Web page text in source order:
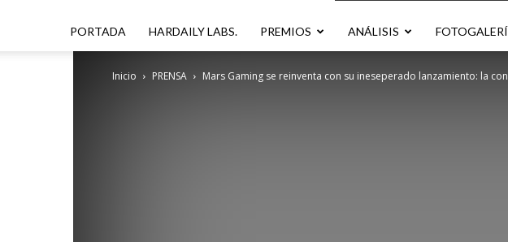
PORTADA HARDAILY LABS. PREMIOS ANÁLISIS
Inicio PRENSA Mars Gaming se reinventa con su ineseperado lanzamiento: la